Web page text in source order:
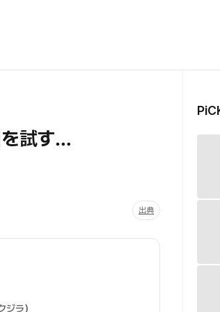
試す…
出典
ジラ）